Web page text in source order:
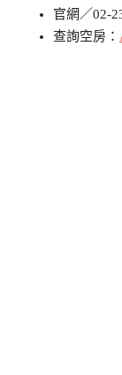
官網／02-
查詢空房：